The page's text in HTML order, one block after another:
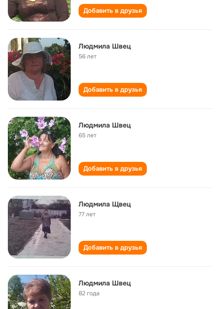
Добавить в друзья
Людмила Швец
56 лет
Добавить в друзья
Людмила Швец
65 лет
Добавить в друзья
Людмила Щвец
77 лет
Добавить в друзья
Людмила Швец
82 года